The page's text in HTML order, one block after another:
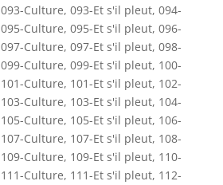
093-Culture, 093-Et s'il pleut, 094-
095-Culture, 095-Et s'il pleut, 096-
097-Culture, 097-Et s'il pleut, 098-
099-Culture, 099-Et s'il pleut, 100-
101-Culture, 101-Et s'il pleut, 102-
103-Culture, 103-Et s'il pleut, 104-
105-Culture, 105-Et s'il pleut, 106-
107-Culture, 107-Et s'il pleut, 108-
109-Culture, 109-Et s'il pleut, 110-
111-Culture, 111-Et s'il pleut, 112-